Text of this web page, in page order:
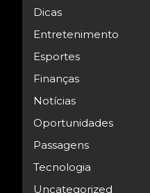
Dicas
Entretenimento
Esportes
Finanças
Notícias
Oportunidades
Passagens
Tecnologia
Uncategorized